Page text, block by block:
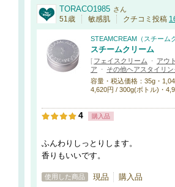
TORACO1985 さん
51歳 敏感肌 クチコミ投稿
STEAMCREAM（スチーム
スチームクリーム
[ フェイスクリーム ・ アウ
ア
・ その他ヘアスタイリン
容量・税込価格：35g・
4,620円 / 300g(ボトル)・
4 購入品
ふんわりしっとりします。
香りもいいです。
使用した商品 現品 購入品